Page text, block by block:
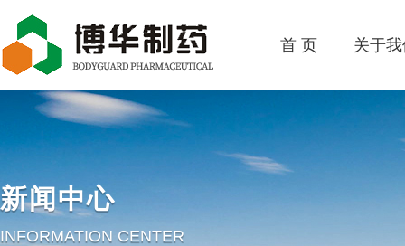
首 页 关于
新闻中心
INFORMATION CENTER